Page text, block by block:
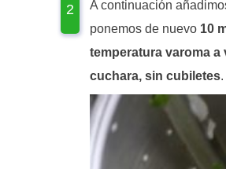
A continuación
ponemos de nuevo 10
temperatura varoma a
cuchara, sin cubiletes.